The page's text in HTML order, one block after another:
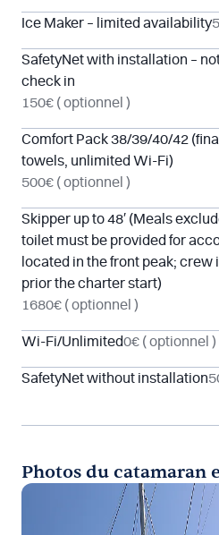
Ice Maker – limited availability
SafetyNet with installation –
check in
150€ ( optionnel )
Comfort Pack 38/39/40/42
towels, unlimited Wi-Fi)
500€ ( optionnel )
Skipper up to 48′ (Meals
toilet must be provided for
located in the front peak;
prior the charter start)
1680€ ( optionnel )
Wi-Fi/Unlimited0€ ( optionnel )
SafetyNet without installation
Photos du catamaran